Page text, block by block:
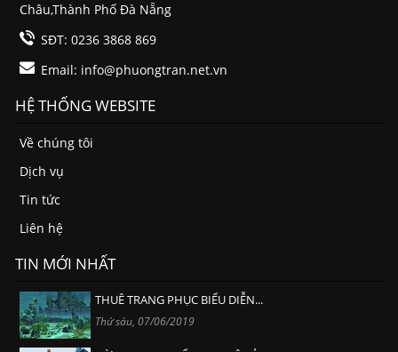
Châu,Thành Phố Đà Nẵng
SĐT: 0236 3868 869
Email: info@phuongtran.net.vn
HỆ THỐNG WEBSITE
Về chúng tôi
Dịch vụ
Tin tức
Liên hệ
TIN MỚI NHẤT
THUÊ TRANG PHỤC BIỂU DIỄN...
Thứ sáu, 07/06/2019